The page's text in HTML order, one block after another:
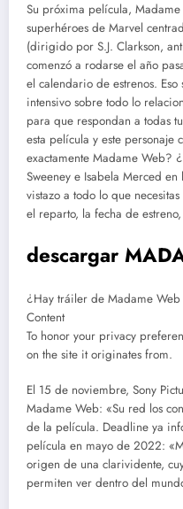
Su próxima película,
superhéroes de Marvel
(dirigido por S.J. Clarkson,
comenzó a rodarse el año
el calendario de estrenos.
intensivo sobre todo lo
para que respondan a todas
esta película y este
exactamente Madame Web?
Sweeney e Isabela Merced
vistazo a todo lo que
el reparto, la fecha de
descargar
¿Hay tráiler de Madame Web
Content
To honor your privacy
on the site it originates from.
El 15 de noviembre, Sony
Madame Web: «Su red los
de la película. Deadline ya
película en mayo de 2022:
origen de una clarividente,
permiten ver dentro del